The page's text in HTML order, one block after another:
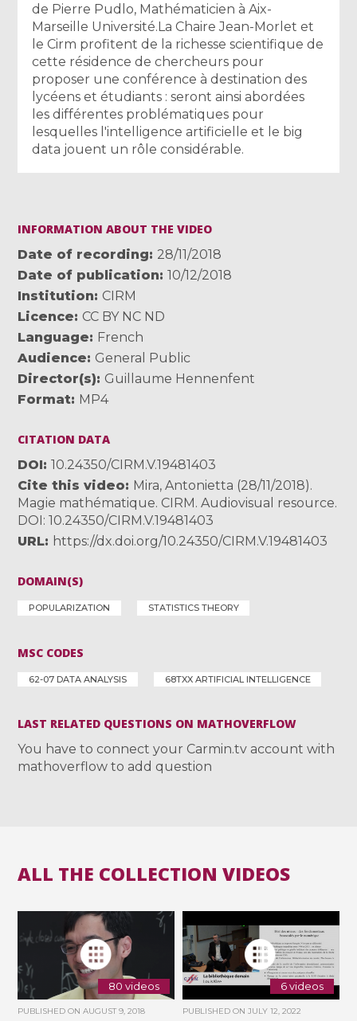
de Pierre Pudlo, Mathématicien à Aix-
Marseille Université. ​ ​La Chaire Jean-Morlet et
le Cirm profitent de la richesse scientifique de
cette résidence de chercheurs pour
proposer une conférence à destination des
lycéens et étudiants : seront ainsi abordées
les différentes problématiques pour
lesquelles l'intelligence artificielle et le big
data jouent un rôle considérable.
INFORMATION ABOUT THE VIDEO
Date of recording
28/11/2018
Date of publication
10/12/2018
Institution
CIRM
Licence
CC BY NC ND
Language
French
Audience
General Public
Director(s)
Guillaume Hennenfent
Format MP4
CITATION DATA
DOI
10.24350/CIRM.V.19481403
Cite this video
Mira, Antonietta (28/11/2018).
Magie mathématique. CIRM. Audiovisual resource.
DOI: 10.24350/CIRM.V.19481403
URL
https://dx.doi.org/10.24350/CIRM.V.19481403
DOMAIN(S)
POPULARIZATION STATISTICS THEORY
MSC CODES
62-07 DATA ANALYSIS 68TXX ARTIFICIAL INTELLIGENCE
LAST RELATED QUESTIONS ON MATHOVERFLOW
You have to connect your Carmin.tv account with
mathoverflow to add question
ALL THE COLLECTION VIDEOS
80 videos
PUBLISHED ONAUGUST 9, 2018
6 videos
PUBLISHED ON JULY 12, 2022